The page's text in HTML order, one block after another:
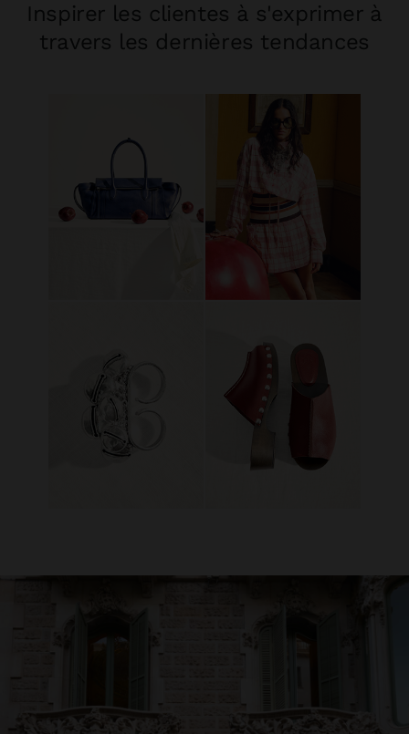
Inspirer les clientes à s'exprimer à
travers les dernières tendances